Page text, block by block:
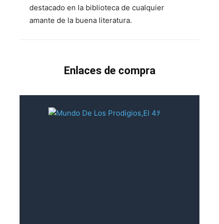
destacado en la biblioteca de cualquier
amante de la buena literatura.
Enlaces de compra